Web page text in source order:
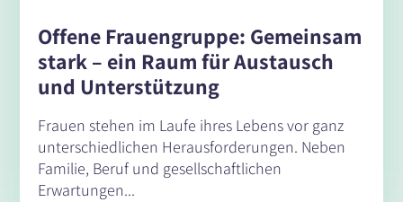
Offene Frauengruppe: Gemeinsam
stark – ein Raum für Austausch
und Unterstützung
Frauen stehen im Laufe ihres Lebens vor ganz
unterschiedlichen Herausforderungen. Neben
Familie, Beruf und gesellschaftlichen
Erwartungen...